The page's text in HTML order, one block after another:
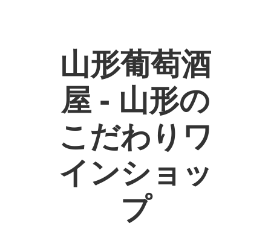
山形葡萄酒
屋 - 山形の
こだわりワ
インショッ
プ